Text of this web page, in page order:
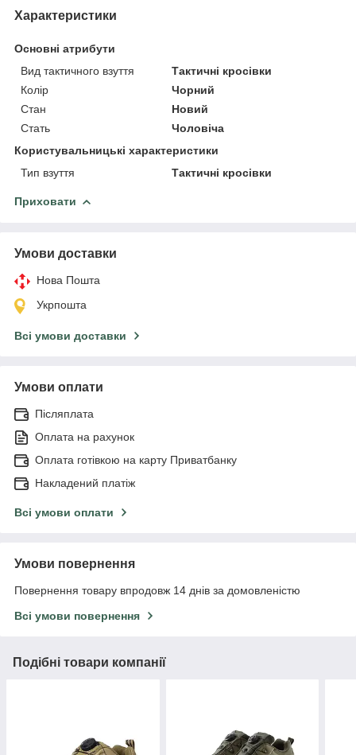
Характеристики
Основні атрибути
Вид тактичного взуття
Тактичні кросівки
Колір
Чорний
Стан
Новий
Стать
Чоловіча
Користувальницькі характеристики
Тип взуття
Тактичні кросівки
Приховати
Умови доставки
Нова Пошта
Укрпошта
Всі умови доставки
Умови оплати
Післяплата
Оплата на рахунок
Оплата готівкою на карту Приватбанку
Накладений платіж
Всі умови оплати
Умови повернення
Повернення товару впродовж 14 днів за домовленістю
Всі умови повернення
Подібні товари компанії